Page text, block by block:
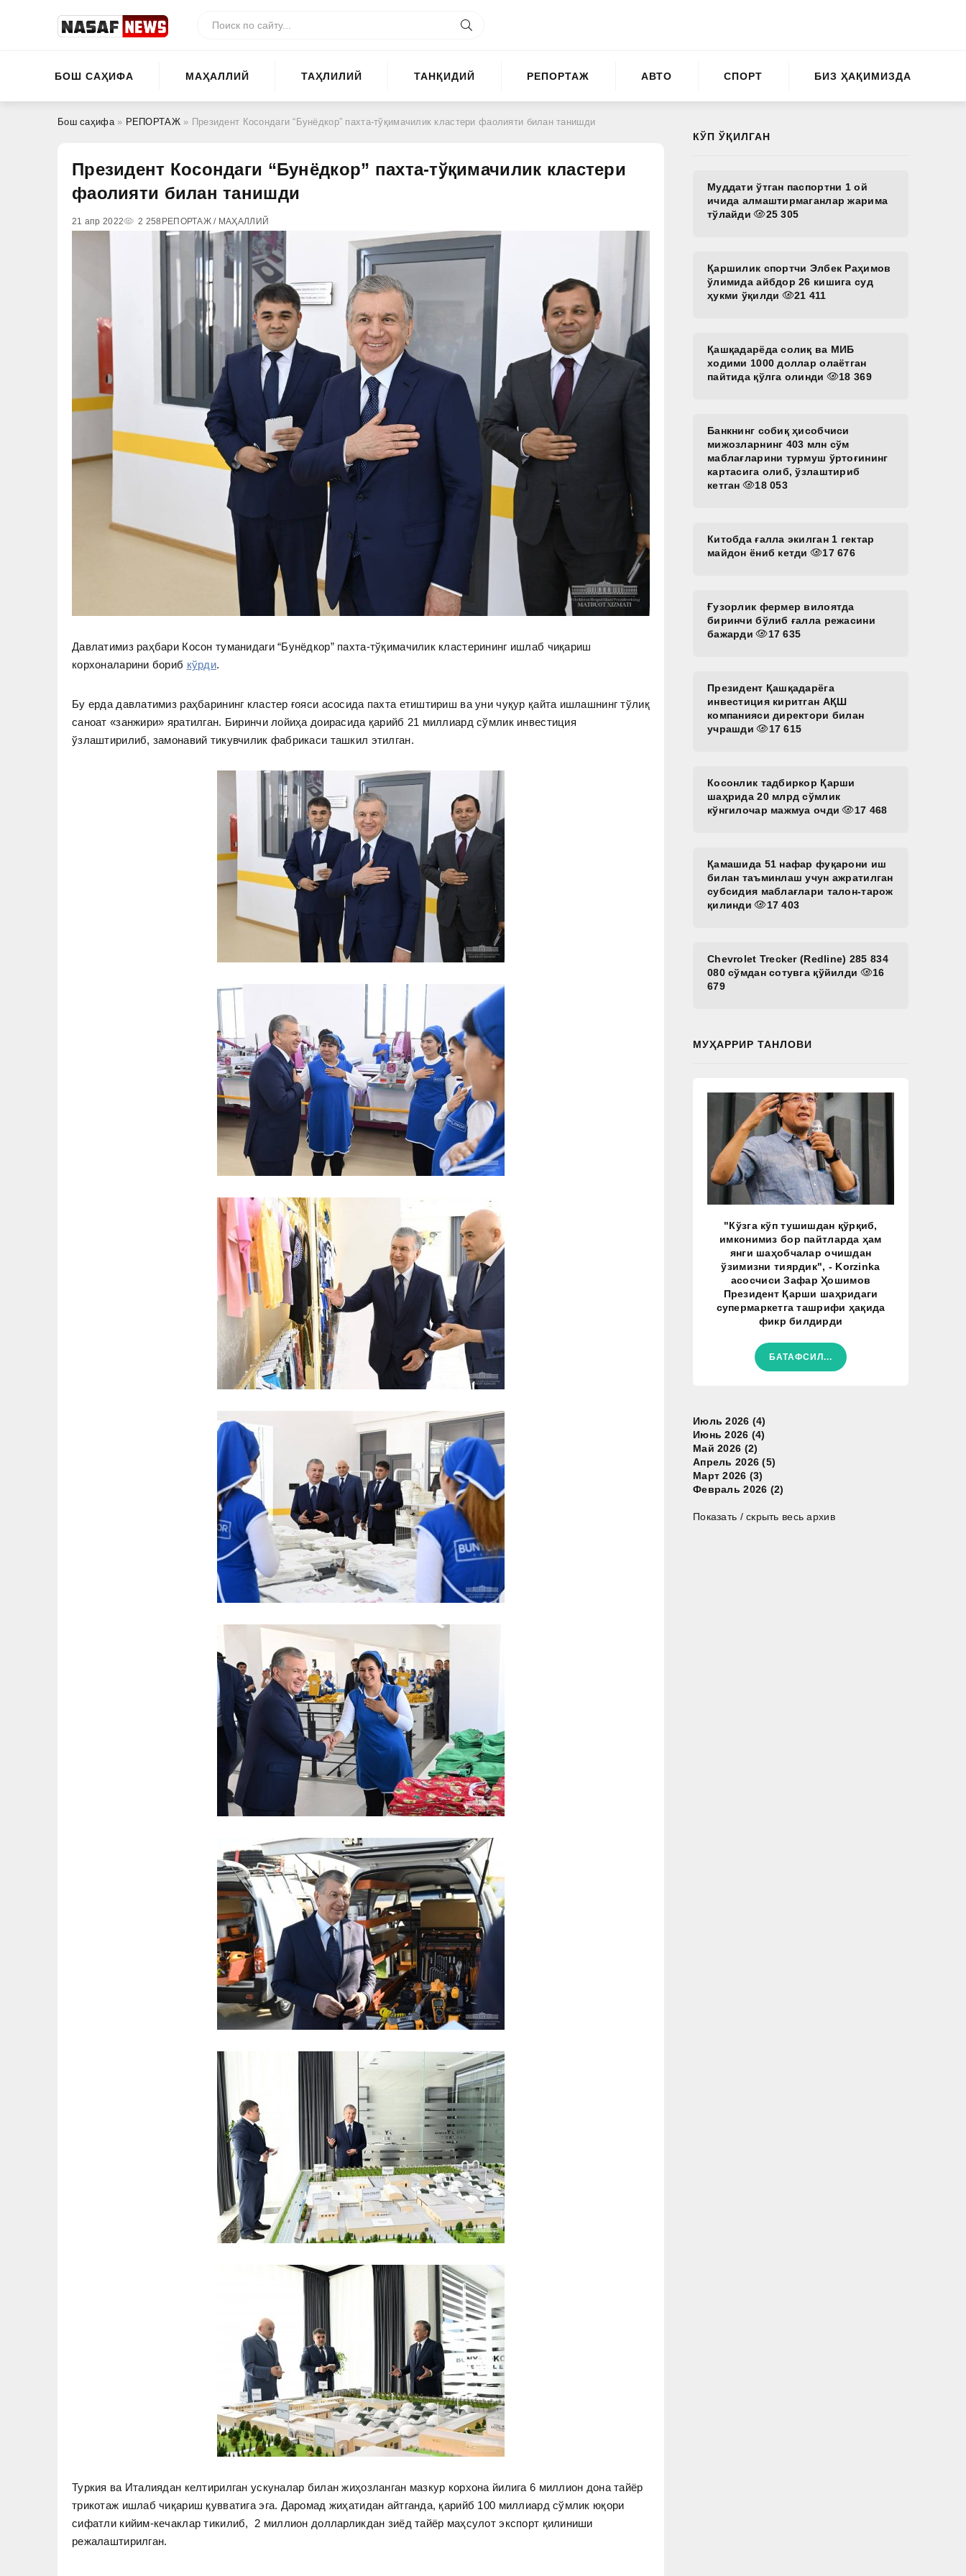
БОШ САҲИФА МАҲАЛЛИЙ ТАҲЛИЛИЙ ТАНҚИДИЙ РЕПОРТАЖ АВТО СПОРТ БИЗ ҲАҚИМИЗДА
Бош саҳифа» РЕПОРТАЖ» Президент Косондаги “Бунёдкор” пахта-тўқимачилик кластери фаолияти билан танишди
Президент Косондаги “Бунёдкор” пахта-тўқимачилик кластери
фаолияти билан танишди
21 апр 2022 2 258 РЕПОРТАЖ / МАҲАЛЛИЙ
Давлатимиз раҳбари Косон туманидаги “Бунёдкор” пахта-тўқимачилик кластерининг ишлаб чиқариш
корхоналарини бориб кўрди.
Бу ерда давлатимиз раҳбарининг кластер ғояси асосида пахта етиштириш ва уни чуқур қайта ишлашнинг тўлиқ
саноат «занжири» яратилган. Биринчи лойиҳа доирасида қарийб 21 миллиард сўмлик инвестиция
ўзлаштирилиб, замонавий тикувчилик фабрикаси ташкил этилган.
Туркия ва Италиядан келтирилган ускуналар билан жиҳозланган мазкур корхона йилига 6 миллион дона тайёр
трикотаж ишлаб чиқариш қувватига эга. Даромад жиҳатидан айтганда, қарийб 100 миллиард сўмлик юқори
сифатли кийим-кечаклар тикилиб, 2 миллион долларликдан зиёд тайёр маҳсулот экспорт қилиниши
режалаштирилган.
КЎП ЎҚИЛГАН
Муддати ўтган паспортни 1 ой
ичида алмаштирмаганлар жарима
тўлайди
25 305
Қаршилик спортчи Элбек Раҳимов
ўлимида айбдор 26 кишига суд
ҳукми ўқилди
21 411
Қашқадарёда солиқ ва МИБ
ходими 1000 доллар олаётган
пайтида қўлга олинди
18 369
Банкнинг собиқ ҳисобчиси
мижозларнинг 403 млн сўм
маблағларини турмуш ўртоғининг
картасига олиб, ўзлаштириб
кетган
18 053
Китобда ғалла экилган 1 гектар
майдон ёниб кетди
17 676
Ғузорлик фермер вилоятда
биринчи бўлиб ғалла режасини
бажарди
17 635
Президент Қашқадарёга
инвестиция киритган АҚШ
компанияси директори билан
учрашди
17 615
Косонлик тадбиркор Қарши
шаҳрида 20 млрд сўмлик
кўнгилочар мажмуа очди
17 468
Қамашида 51 нафар фуқарони иш
билан таъминлаш учун ажратилган
субсидия маблағлари талон-тарож
қилинди
17 403
Chevrolet Trecker (Redline) 285 834
080 сўмдан сотувга қўйилди
16
679
МУҲАРРИР ТАНЛОВИ
"Кўзга кўп тушишдан қўрқиб,
имконимиз бор пайтларда ҳам
янги шаҳобчалар очишдан
ўзимизни тиярдик", - Korzinka
асосчиси Зафар Ҳошимов
Президент Қарши шаҳридаги
супермаркетга ташрифи ҳақида
фикр билдирди
БАТАФСИЛ...
Июль 2026 (4)
Июнь 2026 (4)
Май 2026 (2)
Апрель 2026 (5)
Март 2026 (3)
Февраль 2026 (2)
Показать / скрыть весь архив